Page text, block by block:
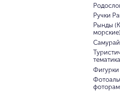
Ручки
Рынды
морские)
тематика
Фигурки